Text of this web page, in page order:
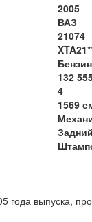
2005
ВАЗ
21074
Бензин
132
4
1569
Задний
года выпуска,